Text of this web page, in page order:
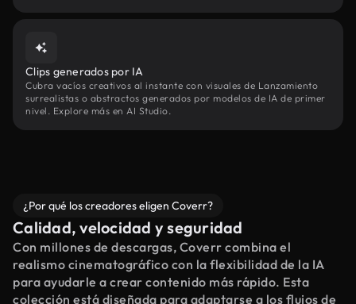
Clips generados por IA
Cubra vacíos creativos al instante con visuales de Lanzamiento
surrealistas o abstractos generados por modelos de IA de primer
nivel. Explore más en AI Studio.
¿Por qué los creadores eligen Coverr?
Calidad, velocidad y seguridad
Con millones de descargas, Coverr combina el
realismo cinematográfico con la flexibilidad de la IA
para ayudarle a crear contenido más rápido. Esta
colección está diseñada para adaptarse a los flujos de